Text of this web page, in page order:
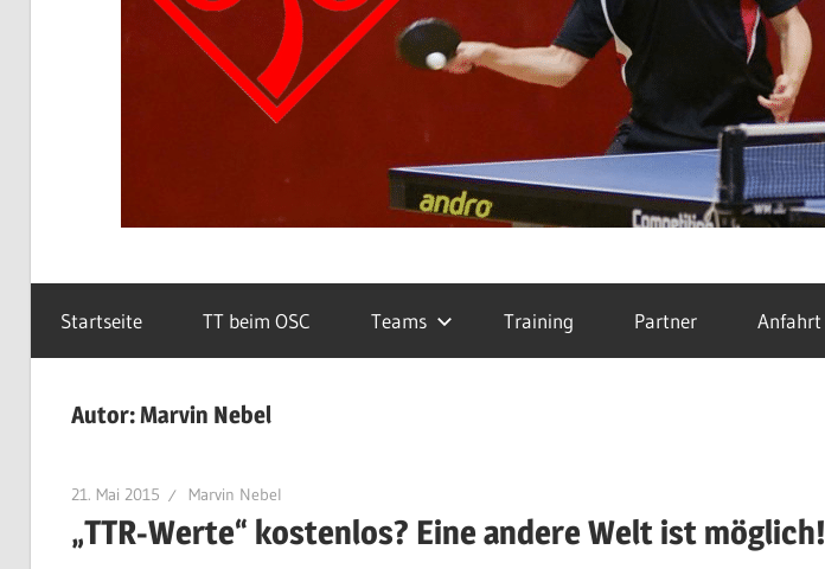
Startseite TT beim OSC Teams Training Partner Anfahrt
Autor:Marvin Nebel
21. Mai 2015 Marvin Nebel
„TTR-Werte“ kostenlos? Eine andere Welt ist möglich!